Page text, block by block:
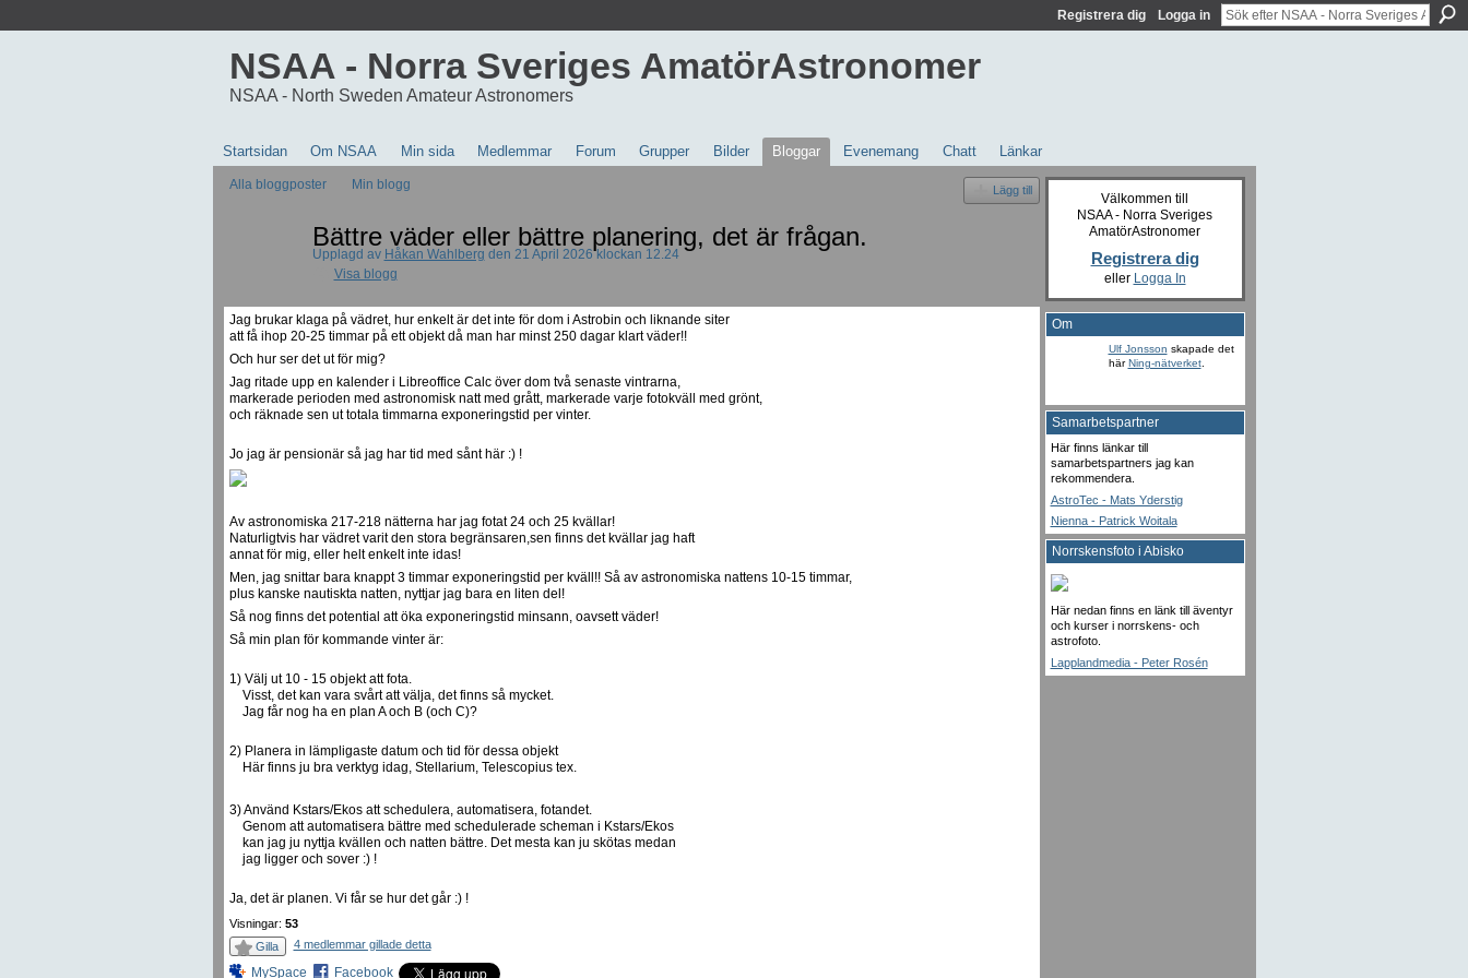
Registrera dig Logga in
NSAA - Norra Sveriges AmatörAstronomer
NSAA - North Sweden Amateur Astronomers
Startsidan Om NSAA Min sida Medlemmar Forum Grupper Bilder Bloggar Evenemang Chatt Länkar
Alla bloggposter Min blogg Lägg till
Bättre väder eller bättre planering, det är frågan.
Upplagd av Håkan Wahlberg den 21 April 2026 klockan 12.24
Visa blogg
Jag brukar klaga på vädret, hur enkelt är det inte för dom i Astrobin och liknande siter
att få ihop 20-25 timmar på ett objekt då man har minst 250 dagar klart väder!!
Och hur ser det ut för mig?
Jag ritade upp en kalender i Libreoffice Calc över dom två senaste vintrarna,
markerade perioden med astronomisk natt med grått, markerade varje fotokväll med grönt,
och räknade sen ut totala timmarna exponeringstid per vinter.
Jo jag är pensionär så jag har tid med sånt här :) !
Av astronomiska 217-218 nätterna har jag fotat 24 och 25 kvällar!
Naturligtvis har vädret varit den stora begränsaren,sen finns det kvällar jag haft
annat för mig, eller helt enkelt inte idas!
Men, jag snittar bara knappt 3 timmar exponeringstid per kväll!! Så av astronomiska nattens 10-15 timmar,
plus kanske nautiskta natten, nyttjar jag bara en liten del!
Så nog finns det potential att öka exponeringstid minsann, oavsett väder!
Så min plan för kommande vinter är:
1) Välj ut 10 - 15 objekt att fota.
Visst, det kan vara svårt att välja, det finns så mycket.
Jag får nog ha en plan A och B (och C)?
2) Planera in lämpligaste datum och tid för dessa objekt
Här finns ju bra verktyg idag, Stellarium, Telescopius tex.
3) Använd Kstars/Ekos att schedulera, automatisera, fotandet.
Genom att automatisera bättre med schedulerade scheman i Kstars/Ekos
kan jag ju nyttja kvällen och natten bättre. Det mesta kan ju skötas medan
jag ligger och sover :) !
Ja, det är planen. Vi får se hur det går :) !
Visningar: 53
Gilla
4 medlemmar gillade detta
MySpace Facebook
Välkommen till
NSAA - Norra Sveriges
AmatörAstronomer
Registrera dig
eller Logga In
Om
Ulf Jonsson skapade det
härNing-nätverket.
Samarbetspartner
Här finns länkar till
samarbetspartners jag kan
rekommendera.
AstroTec - Mats Yderstig
Nienna - Patrick Woitala
Norrskensfoto i Abisko
Här nedan finns en länk till äventyr
och kurser i norrskens- och
astrofoto.
Lapplandmedia - Peter Rosén